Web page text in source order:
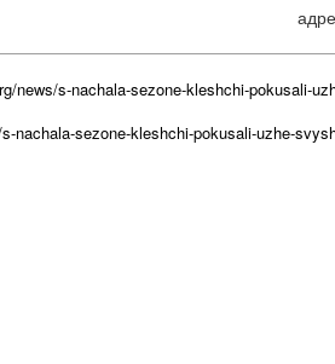
news/s-nachala-sezone-kleshchi-pokusali-
nachala-sezone-kleshchi-pokusali-uzhe-